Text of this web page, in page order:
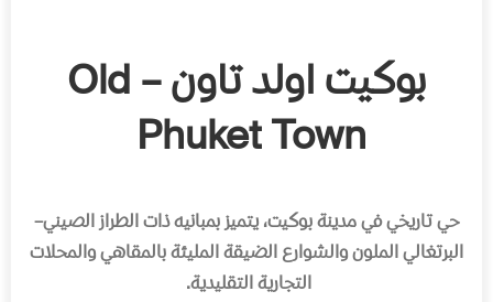
بوكيت اولد تاون – Old
Phuket Town
حي تاريخي في مدينة بوكيت، يتميز بمبانيه ذات الطراز الصيني–
البرتغالي الملون والشوارع الضيقة المليئة بالمقاهي والمحلات
التجارية التقليدية.